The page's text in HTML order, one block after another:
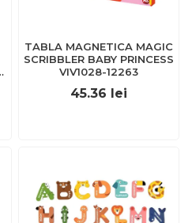
TABLA MAGNETICA MAGIC
SCRIBBLER BABY PRINCESS
VIV1028-12263
45.36 lei